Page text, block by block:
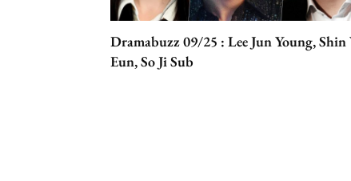
Dramabuzz 09/25 : Lee Jun Young, Shin
Eun, So Ji Sub